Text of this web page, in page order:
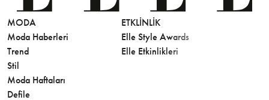
MODA
Moda Haberleri
Trend
Stil
Moda Haftaları
Defile
ETKLINLIK
Elle Style Awards
Elle Etkinlikleri